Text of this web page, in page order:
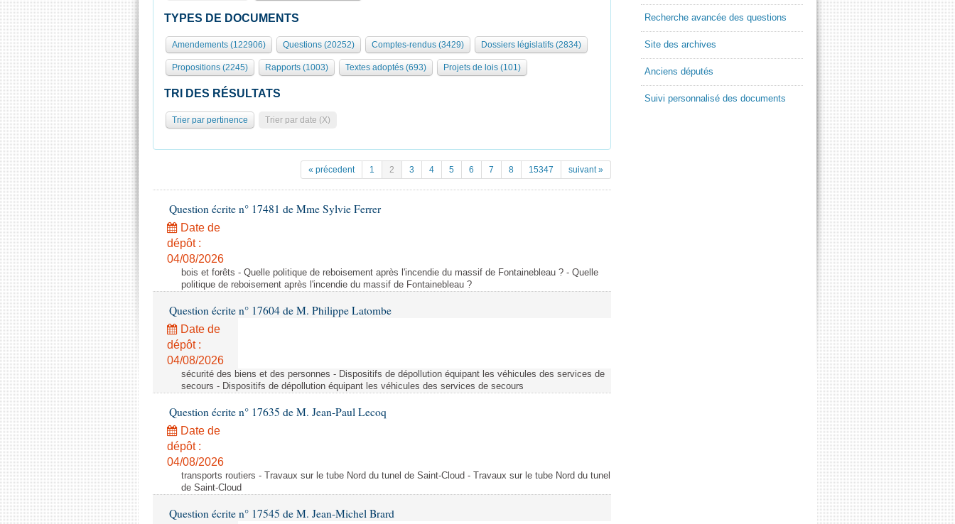
TYPES DE DOCUMENTS
Amendements (122906) Questions (20252) Comptes-rendus (3429) Dossiers législatifs (2834)
Propositions (2245) Rapports (1003) Textes adoptés (693) Projets de lois (101)
TRI DES RÉSULTATS
Trier par pertinence Trier par date (X)
« précedent 1 2 3 4 5 6 7 8 15347 suivant »
Question écrite n° 17481 de Mme Sylvie Ferrer
Date de
dépôt :
04/08/2026
bois et forêts - Quelle politique de reboisement après l'incendie du massif de Fontainebleau ? - Quelle
politique de reboisement après l'incendie du massif de Fontainebleau ?
Question écrite n° 17604 de M. Philippe Latombe
Date de
dépôt :
04/08/2026
sécurité des biens et des personnes - Dispositifs de dépollution équipant les véhicules des services de
secours - Dispositifs de dépollution équipant les véhicules des services de secours
Question écrite n° 17635 de M. Jean-Paul Lecoq
Date de
dépôt :
04/08/2026
transports routiers - Travaux sur le tube Nord du tunel de Saint-Cloud - Travaux sur le tube Nord du tunel
de Saint-Cloud
Question écrite n° 17545 de M. Jean-Michel Brard
Recherche avancée des questions
Site des archives
Anciens députés
Suivi personnalisé des documents